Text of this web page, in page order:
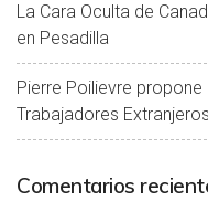
La Cara Oculta de
en Pesadilla
Pierre Poilievre
Trabajadores
Comentarios